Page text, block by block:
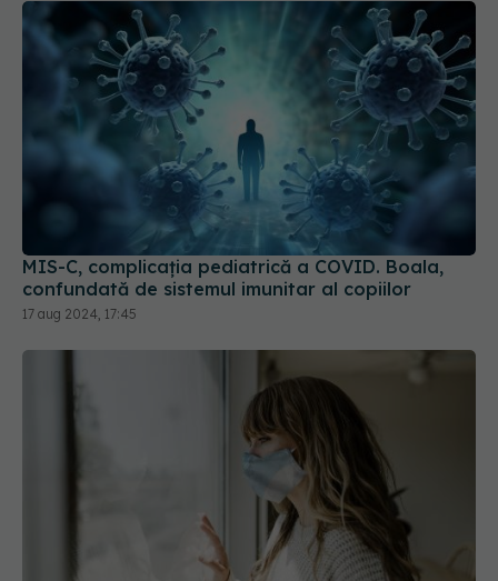
MIS-C, complicația pediatrică a COVID. Boala,
confundată de sistemul imunitar al copiilor
17 aug 2024, 17:45